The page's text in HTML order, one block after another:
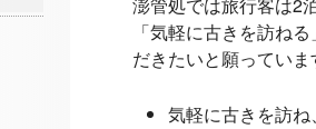
「気軽に古きを訪ね
だきたいと願っていま
気軽に古きを訪